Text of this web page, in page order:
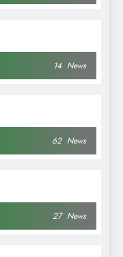
14 News
62 News
27 News